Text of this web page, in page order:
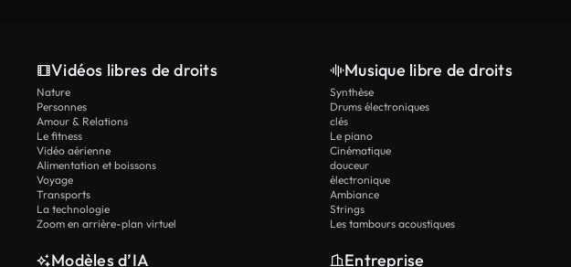
Vidéos libres de droits
Nature
Personnes
Amour & Relations
Le fitness
Vidéo aérienne
Alimentation et boissons
Voyage
Transports
La technologie
Zoom en arrière-plan virtuel
Musique libre de droits
Synthèse
Drums électroniques
clés
Le piano
Cinématique
douceur
électronique
Ambiance
Strings
Les tambours acoustiques
Modèles d’IA Entreprise